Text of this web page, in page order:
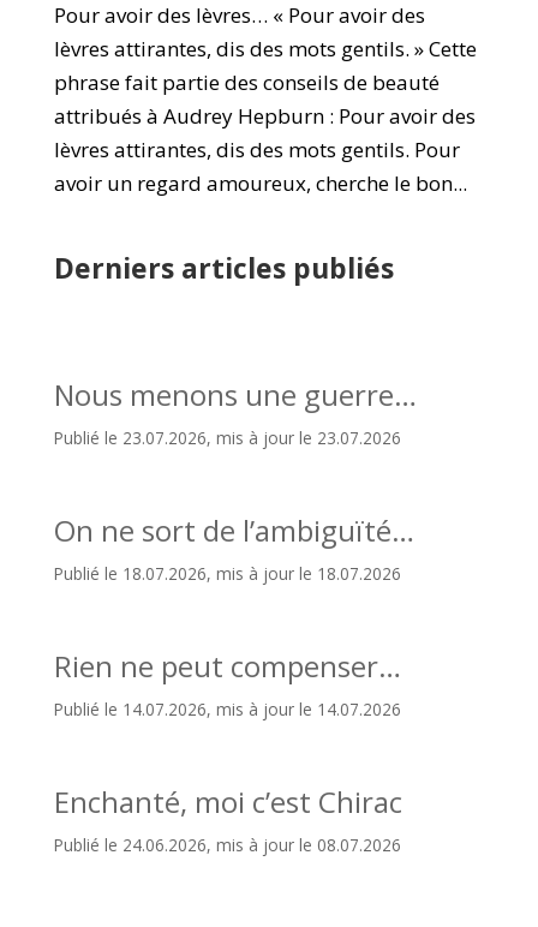
Pour avoir des lèvres… « Pour avoir des
lèvres attirantes, dis des mots gentils. » Cette
phrase fait partie des conseils de beauté
attribués à Audrey Hepburn : Pour avoir des
lèvres attirantes, dis des mots gentils. Pour
avoir un regard amoureux, cherche le bon...
Derniers articles publiés
Nous menons une guerre…
Publié le 23.07.2026, mis à jour le 23.07.2026
On ne sort de l’ambiguïté…
Publié le 18.07.2026, mis à jour le 18.07.2026
Rien ne peut compenser…
Publié le 14.07.2026, mis à jour le 14.07.2026
Enchanté, moi c’est Chirac
Publié le 24.06.2026, mis à jour le 08.07.2026